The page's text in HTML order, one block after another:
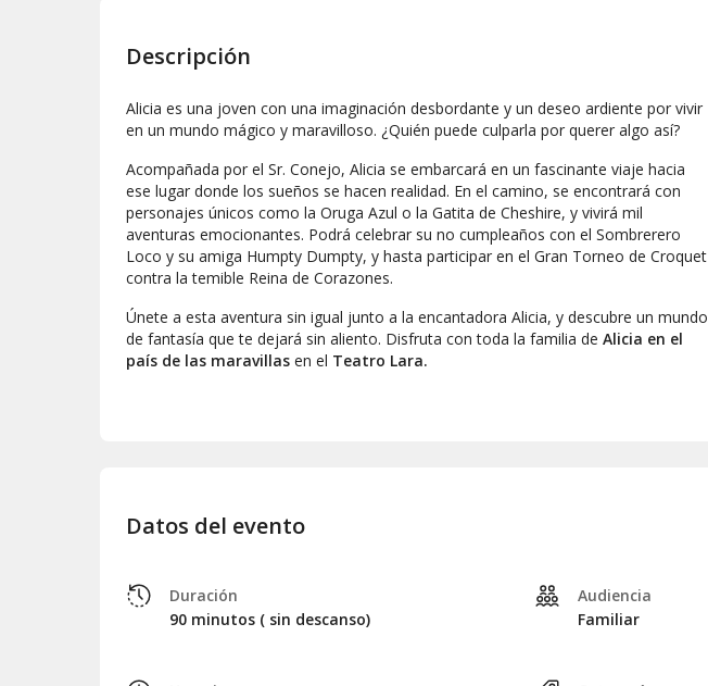
Descripción
Alicia es una joven con una imaginación desbordante y un deseo ardiente por vivir
en un mundo mágico y maravilloso. ¿Quién puede culparla por querer algo así?
Acompañada por el Sr. Conejo, Alicia se embarcará en un fascinante viaje hacia
ese lugar donde los sueños se hacen realidad. En el camino, se encontrará con
personajes únicos como la Oruga Azul o la Gatita de Cheshire, y vivirá mil
aventuras emocionantes. Podrá celebrar su no cumpleaños con el Sombrerero
Loco y su amiga Humpty Dumpty, y hasta participar en el Gran Torneo de Croquet
contra la temible Reina de Corazones.
Únete a esta aventura sin igual junto a la encantadora Alicia, y descubre un mundo
de fantasía que te dejará sin aliento. Disfruta con toda la familia de Alicia en el
país de las maravillas en el Teatro Lara.
Datos del evento
Duración
90 minutos ( sin descanso)
Audiencia
Familiar